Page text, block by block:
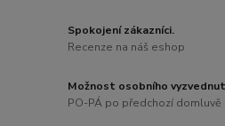
Spokojení zákazníci.
Recenze na náš eshop
Možnost osobního
PO-PÁ po předchozí domluvě